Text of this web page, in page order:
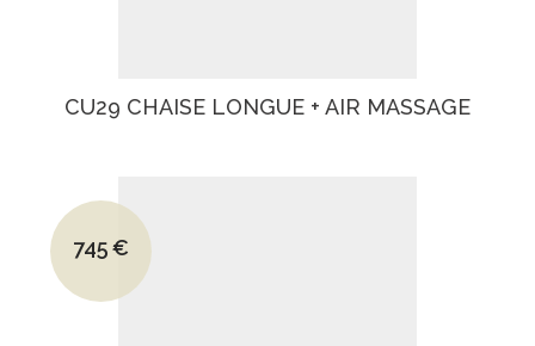
CU29 CHAISE LONGUE + AIR MASSAGE
Le prix initial était : 1118€.
745€
Le prix actuel est : 745€.